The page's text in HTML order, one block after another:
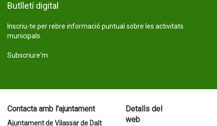
Butlletí digital
Inscriu-te per rebre informació puntual sobre les activitats
municipals.
Subscriure'm
Contacta amb l'ajuntament
Ajuntament de Vilassar de Dalt
Detalls del
web